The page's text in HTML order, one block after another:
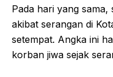
Pada hari yang sama,
akibat serangan di
setempat. Angka ini
korban jiwa sejak